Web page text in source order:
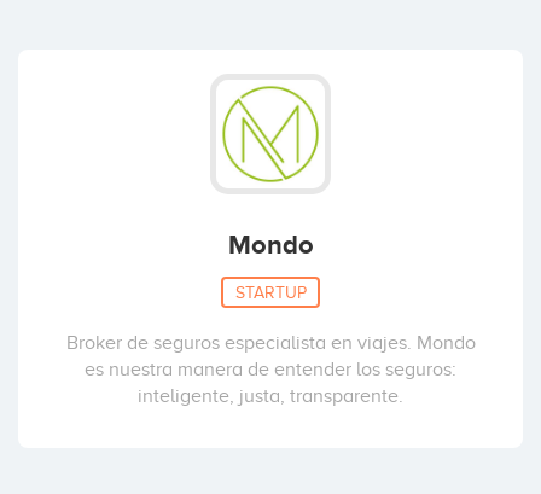
Mondo
STARTUP
Broker de seguros especialista en viajes. Mondo
es nuestra manera de entender los seguros:
inteligente, justa, transparente.